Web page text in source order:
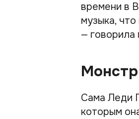
времени в
музыка,
— говорила
Сама Леди
которым